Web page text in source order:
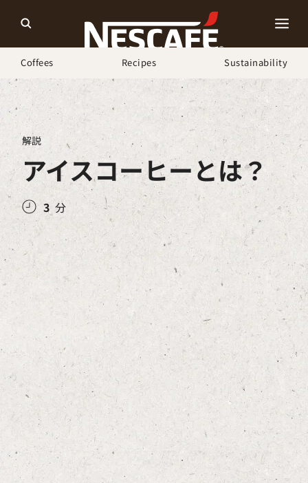
Coffees Recipes Sustainability
ホーム コーヒーを知る
コーヒーを学ぶ
アイスコーヒーとは？
解説
アイスコーヒーとは？
3 分